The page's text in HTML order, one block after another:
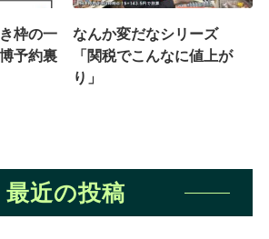
枠の一
予約裏
なんか変だなシリーズ
「関税でこんなに値上が
り」
最近の投稿